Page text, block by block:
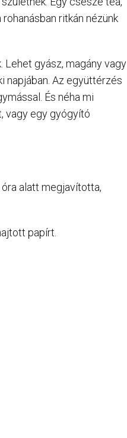
ritkán nézünk
Lehet gyász, magány vagy
napjában. Az együttérzés
És néha mi
vagy egy gyógyító
alatt megjavította,
papírt.